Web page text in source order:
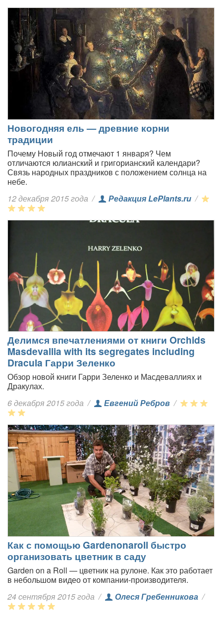
Новогодняя ель — древние корни
традиции
Почему Новый год отмечают 1 января? Чем
отличаются юлианский и григорианский календари?
Связь народных праздников с положением солнца на
небе.
12 декабря 2015 года / Редакция LePlants.ru /
Делимся впечатлениями от книги Orchids
Masdevallia with its segregates including
Dracula Гарри Зеленко
Обзор новой книги Гарри Зеленко и Масдеваллиях и
Дракулах.
6 декабря 2015 года / Евгений Ребров /
Как с помощью Gardenonaroll быстро
организовать цветник в саду
Garden on a Roll — цветник на рулоне. Как это работает
в небольшом видео от компании-производителя.
24 сентября 2015 года / Олеся Гребенникова /